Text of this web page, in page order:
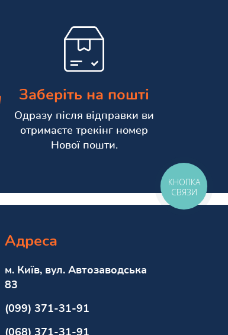
Заберіть на пошті
Одразу після відправки ви
отримаєте трекінг номер
Нової пошти.
Адреса
м. Київ, вул. Автозаводська
83
(099) 371-31-91
КНОПКА
СВЯЗИ